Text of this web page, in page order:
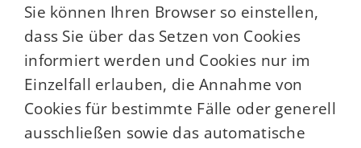
Sie können Ihren Browser so einstellen,
dass Sie über das Setzen von Cookies
informiert werden und Cookies nur im
Einzelfall erlauben, die Annahme von
Cookies für bestimmte Fälle oder generell
ausschließen sowie das automatische